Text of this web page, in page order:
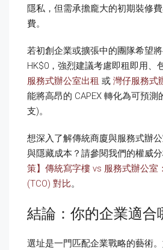
隱私，但需承擔龐大的初期裝修
費。
若初創企業或擴張中的團隊希望
HK$0，強烈建議考慮即租即用、
服務式辦公室出租 或 灣仔服務式
能將高昂的 CAPEX 轉化為可預測
支)。
想深入了解傳統商廈與服務式辦
與隱藏成本？請參閱我們的權威分
策】傳統寫字樓 vs 服務式辦公室
(TCO) 對比。
結論：你的企業適合
選址是一門匹配企業戰略的藝術